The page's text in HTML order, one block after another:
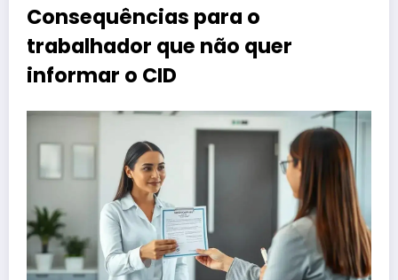
Consequências para o
trabalhador que não quer
informar o CID